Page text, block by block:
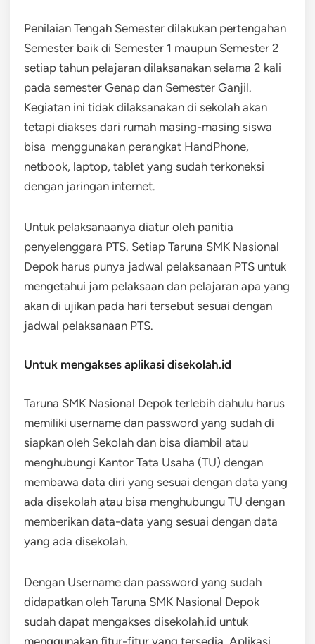
Penilaian Tengah Semester dilakukan pertengahan
Semester baik di Semester 1 maupun Semester 2
setiap tahun pelajaran dilaksanakan selama 2 kali
pada semester Genap dan Semester Ganjil.
Kegiatan ini tidak dilaksanakan di sekolah akan
tetapi diakses dari rumah masing-masing siswa
bisa menggunakan perangkat HandPhone,
netbook, laptop, tablet yang sudah terkoneksi
dengan jaringan internet.
Untuk pelaksanaanya diatur oleh panitia
penyelenggara PTS. Setiap Taruna SMK Nasional
Depok harus punya jadwal pelaksanaan PTS untuk
mengetahui jam pelaksaan dan pelajaran apa yang
akan di ujikan pada hari tersebut sesuai dengan
jadwal pelaksanaan PTS.
Untuk mengakses aplikasi disekolah.id
Taruna SMK Nasional Depok terlebih dahulu harus
memiliki username dan password yang sudah di
siapkan oleh Sekolah dan bisa diambil atau
menghubungi Kantor Tata Usaha (TU) dengan
membawa data diri yang sesuai dengan data yang
ada disekolah atau bisa menghubungu TU dengan
memberikan data-data yang sesuai dengan data
yang ada disekolah.
Dengan Username dan password yang sudah
didapatkan oleh Taruna SMK Nasional Depok
sudah dapat mengakses disekolah.id untuk
menggunakan fitur-fitur yang tersedia. Aplikasi